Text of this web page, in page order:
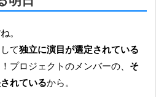
ね。
て独立に演目が選定されている
プロジェクトのメンバーの、 そ
れているから。